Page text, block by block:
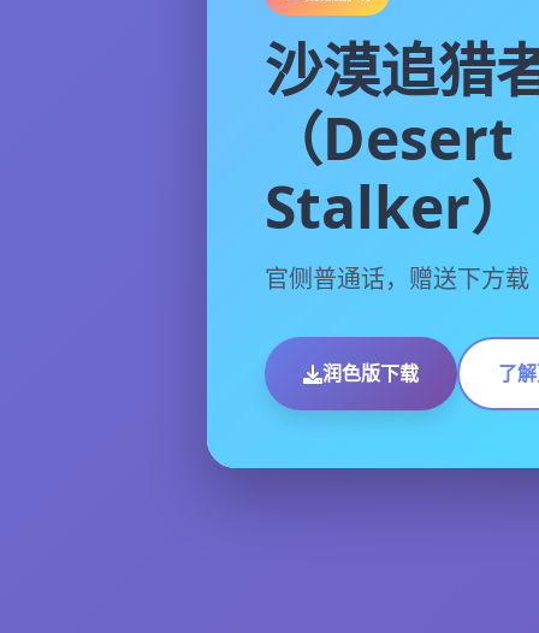
沙漠追猎
（Desert
Stalker）
官侧普通话，赠送下方载
润色版下载 了